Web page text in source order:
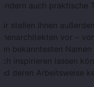
auch praktische
stellen Ihnen
vor –
bekanntesten
inspirieren lassen
deren Arbeitsweise